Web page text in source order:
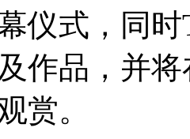
仪式，同
作品，并
赏。